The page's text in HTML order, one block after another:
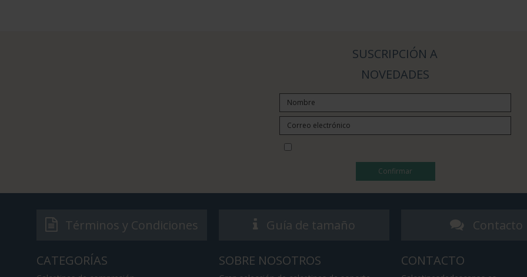
SUSCRIPCIÓN A
NOVEDADES
Confirmar
Términos y Condiciones Guía de tamaño Contacto
CATEGORÍAS SOBRE NOSOTROS CONTACTO